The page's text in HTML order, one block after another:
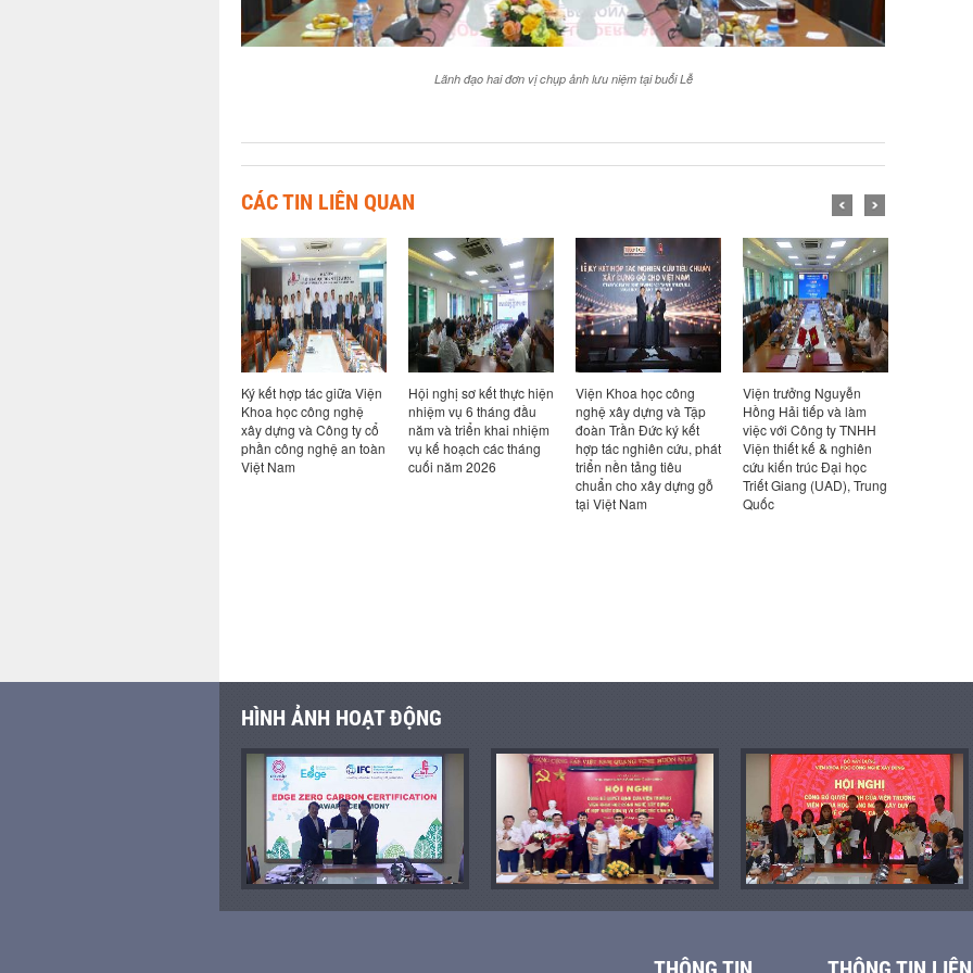
Lãnh đạo hai đơn vị chụp ảnh lưu niệm tại buổi Lễ
CÁC TIN LIÊN QUAN
Ký kết hợp tác giữa Viện
Khoa học công nghệ
xây dựng và Công ty cổ
phần công nghệ an toàn
Việt Nam
Hội nghị sơ kết thực hiện
nhiệm vụ 6 tháng đầu
năm và triển khai nhiệm
vụ kế hoạch các tháng
cuối năm 2026
Viện Khoa học công
nghệ xây dựng và Tập
đoàn Trần Đức ký kết
hợp tác nghiên cứu, phát
triển nền tảng tiêu
chuẩn cho xây dựng gỗ
tại Việt Nam
Viện trưởng Nguyễn
Hồng Hải tiếp và làm
việc với Công ty TNHH
Viện thiết kế & nghiên
cứu kiến trúc Đại học
Triết Giang (UAD), Trung
Quốc
HÌNH ẢNH HOẠT ĐỘNG